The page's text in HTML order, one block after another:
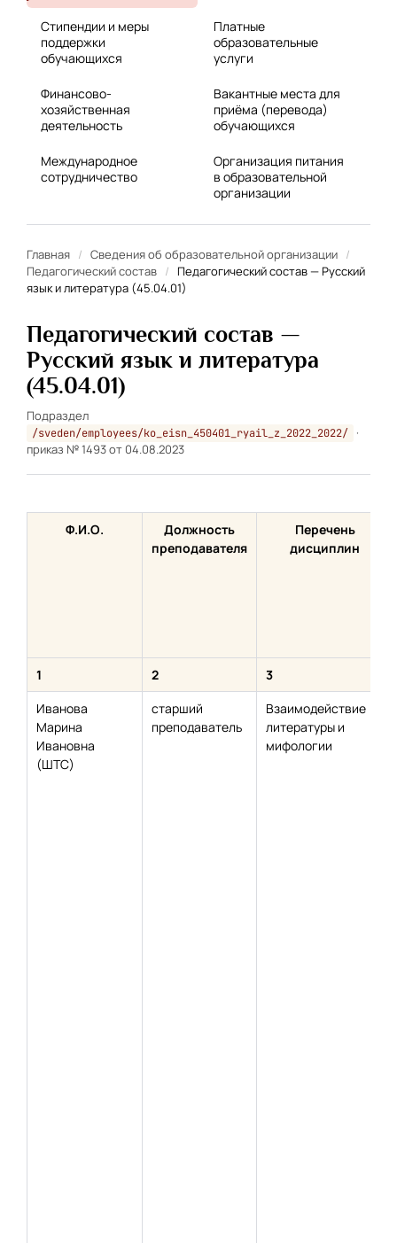
Стипендии и меры
поддержки
обучающихся
Платные
образовательные
услуги
Финансово-
хозяйственная
деятельность
Вакантные места для
приёма (перевода)
обучающихся
Международное
сотрудничество
Организация питания
в образовательной
организации
Главная / Сведения об образовательной организации /
Педагогический состав / Педагогический состав — Русский
язык и литература (45.04.01)
Педагогический состав —
Русский язык и литература
(45.04.01)
Подраздел
/sveden/employees/ko_eisn_450401_ryail_z_2022_2022/
·
приказ № 1493 от 04.08.2023
Ф.И.О.
Должность
преподавателя
Перечень
дисциплин
1 2
3
Иванова
Марина
Ивановна
(ШТС)
старший
преподаватель
Взаимодействие
литературы и
мифологии